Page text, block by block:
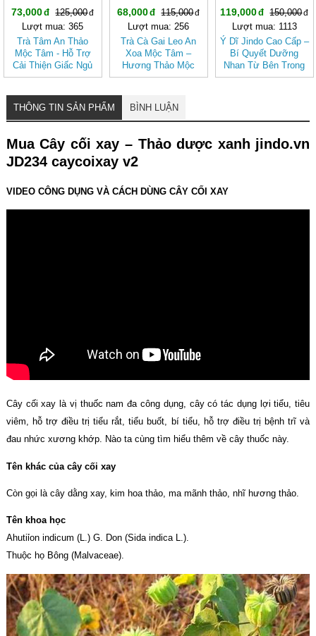
73,000
125,000
Lượt mua: 365
Trà Tâm An Thảo
Mộc Tâm - Hỗ Trợ
Cải Thiện Giấc Ngủ
(Hộp 30 túi lọc)
68,000
115,000
Lượt mua: 256
Trà Cà Gai Leo An
Xoa Mộc Tâm –
Hương Thảo Mộc
Cho Ngày Thư Thái
119,000
150,000
Lượt mua: 1113
Ý Dĩ Jindo Cao Cấp –
Bí Quyết Dưỡng
Nhan Từ Bên Trong
THÔNG TIN SẢN PHẨM BÌNH LUẬN
Mua Cây cối xay – Thảo dược xanh jindo.vn
JD234 caycoixay v2
VIDEO CÔNG DỤNG VÀ CÁCH DÙNG CÂY CỐI XAY
Cây cối xay là vị thuốc nam đa công dụng, cây có tác dụng lợi tiểu, tiêu
viêm, hỗ trợ điều trị tiểu rắt, tiểu buốt, bí tiểu, hỗ trợ điều trị bệnh trĩ và
đau nhức xương khớp. Nào ta cùng tìm hiểu thêm về cây thuốc này.
Tên khác của cây cối xay
Còn gọi là cây dằng xay, kim hoa thảo, ma mãnh thảo, nhĩ hương thảo.
Tên khoa học
Ahutiỉon indicum (L.) G. Don (Sida indica L.).
Thuộc họ Bông (Malvaceae).